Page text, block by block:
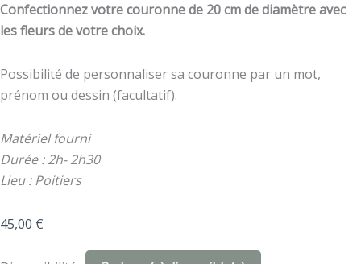
Confectionnez votre couronne de 20 cm de diamètre avec
les fleurs de votre choix.
Possibilité de personnaliser sa couronne par un mot,
prénom ou dessin (facultatif).
Matériel fourni
Durée : 2h- 2h30
Lieu : Poitiers
45,00 €